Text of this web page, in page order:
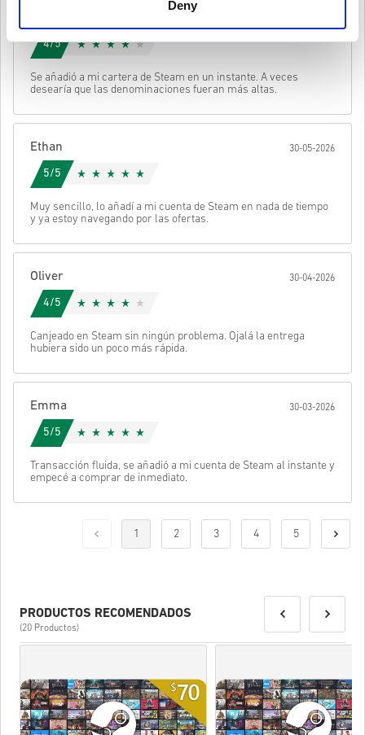
Deny
• Introduce tu correo electrónico
• Selecciona tu método de pago preferido
tu código.
Estos códigos no tienen fecha de vencimiento.
juego original para poder jugar a esta expansión.
Puede recibir más de un código para algunos productos.
Cancelar
4/5
Se añadió a mi cartera de Steam en un instante. A veces
desearía que las denominaciones fueran más altas.
Ethan 30-05-2026
5/5
Muy sencillo, lo añadí a mi cuenta de Steam en nada de tiempo
y ya estoy navegando por las ofertas.
Oliver 30-04-2026
4/5
Canjeado en Steam sin ningún problema. Ojalá la entrega
hubiera sido un poco más rápida.
Emma 30-03-2026
5/5
Transacción fluida, se añadió a mi cuenta de Steam al instante y
empecé a comprar de inmediato.
1 2 3 4 5
PRODUCTOS RECOMENDADOS
(20 Productos)